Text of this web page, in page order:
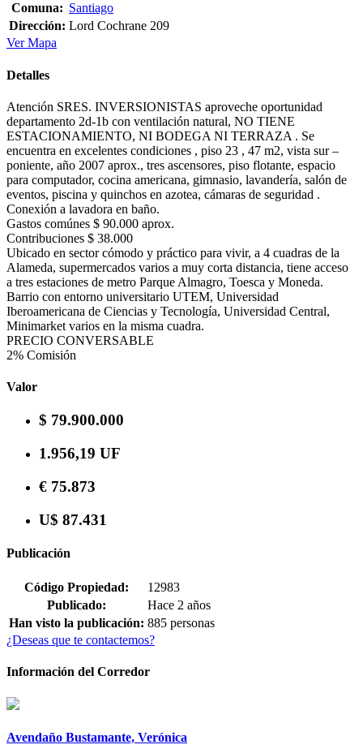
Comuna: Santiago
Dirección: Lord Cochrane 209
Ver Mapa
Detalles
Atención SRES. INVERSIONISTAS aproveche oportunidad
departamento 2d-1b con ventilación natural, NO TIENE
ESTACIONAMIENTO, NI BODEGA NI TERRAZA . Se
encuentra en excelentes condiciones , piso 23 , 47 m2, vista sur –
poniente, año 2007 aprox., tres ascensores, piso flotante, espacio
para computador, cocina americana, gimnasio, lavandería, salón de
eventos, piscina y quinchos en azotea, cámaras de seguridad .
Conexión a lavadora en baño.
Gastos comúnes $ 90.000 aprox.
Contribuciones $ 38.000
Ubicado en sector cómodo y práctico para vivir, a 4 cuadras de la
Alameda, supermercados varios a muy corta distancia, tiene acceso
a tres estaciones de metro Parque Almagro, Toesca y Moneda.
Barrio con entorno universitario UTEM, Universidad
Iberoamericana de Ciencias y Tecnología, Universidad Central,
Minimarket varios en la misma cuadra.
PRECIO CONVERSABLE
2% Comisión
Valor
$ 79.900.000
1.956,19 UF
€ 75.873
U$ 87.431
Publicación
Código Propiedad:
12983
Publicado:
Hace 2 años
Han visto la publicación: 885 personas
¿Deseas que te contactemos?
Información del Corredor
Avendaño Bustamante, Verónica